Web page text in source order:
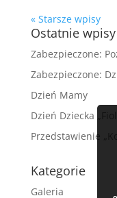
« Starsze wpisy
Ostatnie wpisy
Zabezpieczone:
Zabezpieczone:
Dzień Mamy
Dzień Dziecka
Przedstawienie
Kategorie
Galeria